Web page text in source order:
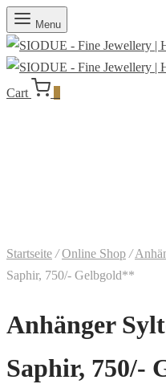
Menu
Cart
Startseite / Online Shop /
Saphir, 750/- Gelbgold**
Anhänger
Saphir, 750/-